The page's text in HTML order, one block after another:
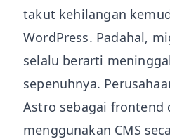
takut kehilangan
WordPress. Padahal,
selalu berarti
sepenuhnya.
Astro sebagai frontend
menggunakan CMS